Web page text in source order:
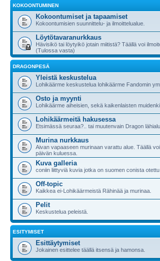
KOKOONTUMINEN
Kokoontumiset ja tapaamiset
Kokoontumisien suunnittelu- ja ilmoittelualue.
Löytötavaranurkkaus
Hävisikö tai löytyikö jotain miitistä? Täällä voi
(Tulossa vasta)
DRAGONPESÄ
Yleistä keskustelua
Lohikäärme keskustelua lohikäärme Fandomin
Osto ja myynti
Lohikäärme aiheisien, sekä kaikenlaisten
Lohikäärmeitä hakusessa
Etsimässä seuraa?.. tai muutenvain Dragon
Murina nurkkaus
Aivan vapaaseen murinaan varattu alue. Täällä
päivän kuluessa.
Kuva galleria
coniin liittyviä kuvia jotka on suomen conista otettu
Off-topic
Kaikkea ei-Lohikäärmeistä Rähinää ja murinaa.
Pelit
Keskustelua peleistä.
ESITYMISET
Esittäytymiset
Jokainen esittelee täällä itsensä ja hamonsa.